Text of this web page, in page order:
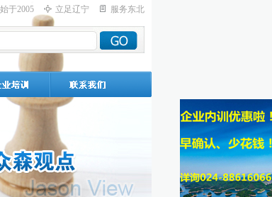
始于2005 立足辽宁 服务东北